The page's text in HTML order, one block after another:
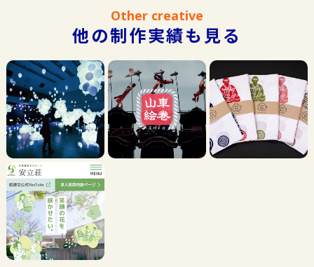
Other creative
他の制作実績も見る